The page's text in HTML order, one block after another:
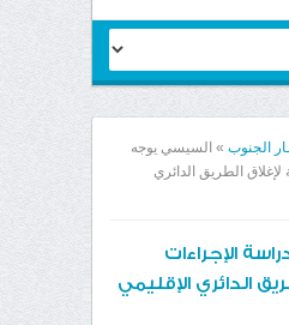
الجنوب » السيسي يوجه
لإغلاق الطريق الدائري
الإجراءات
الدائري الإقليمي